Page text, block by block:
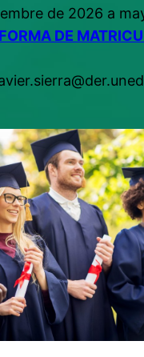
de 2026 a
DE